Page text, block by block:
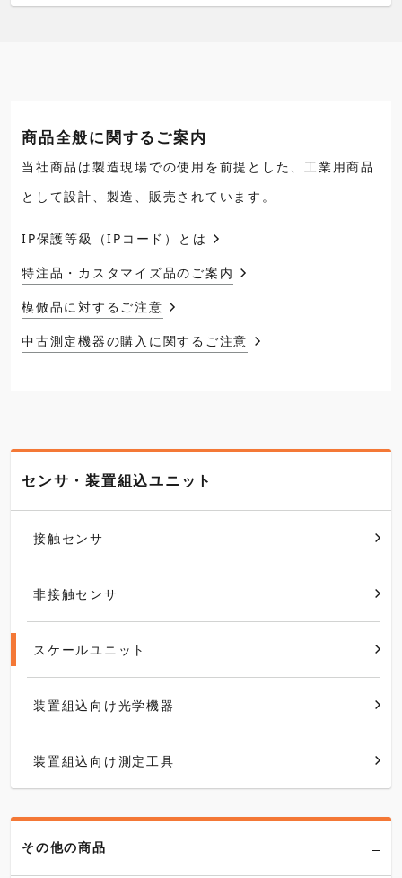
商品全般に関するご案内
当社商品は製造現場での使用を前提とした、工業用商品
として設計、製造、販売されています。
IP保護等級（IPコード）とは
特注品・カスタマイズ品のご案内
模倣品に対するご注意
中古測定機器の購入に関するご注意
センサ・装置組込ユニット
接触センサ
非接触センサ
スケールユニット
装置組込向け光学機器
装置組込向け測定工具
その他の商品